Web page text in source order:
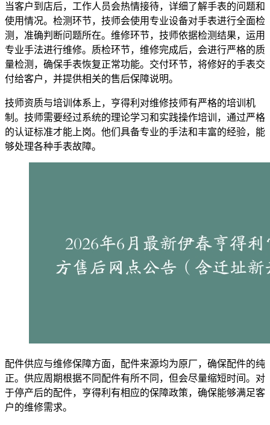
当客户到店后，工作人员会热情接待，详细了解手表的问题和
使用情况。检测环节，技师会使用专业设备对手表进行全面检
测，准确判断问题所在。维修环节，技师依据检测结果，运用
专业手法进行维修。质检环节，维修完成后，会进行严格的质
量检测，确保手表恢复正常功能。交付环节，将修好的手表交
付给客户，并提供相关的售后保障说明。
技师资质与培训体系上，亨得利对维修技师有严格的培训机
制。技师需要经过系统的理论学习和实践操作培训，通过严格
的认证标准才能上岗。他们具备专业的手法和丰富的经验，能
够处理各种手表故障。
配件供应与维修保障方面，配件来源均为原厂，确保配件的纯
正。供应周期根据不同配件有所不同，但会尽量缩短时间。对
于停产后的配件，亨得利有相应的保障政策，确保能够满足客
户的维修需求。